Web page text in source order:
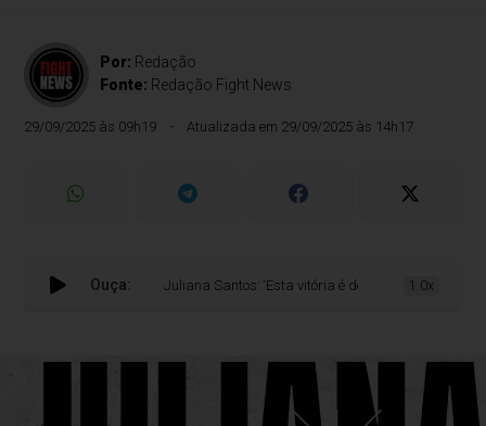
Por: Redação
Fonte: Redação Fight News
29/09/2025 às 09h19 Atualizada em 29/09/2025 às 14h17
Ouça: Juliana Santos: ‘Esta vitória é de todos nós’ 1.0x